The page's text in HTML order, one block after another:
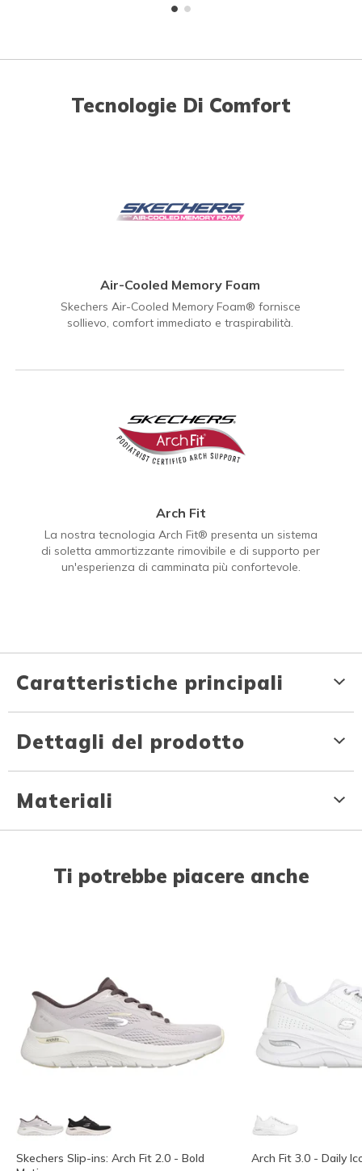
Tecnologie Di Comfort
Air-Cooled Memory Foam
Skechers Air-Cooled Memory Foam® fornisce
sollievo, comfort immediato e traspirabilità.
Arch Fit
La nostra tecnologia Arch Fit® presenta un sistema
di soletta ammortizzante rimovibile e di supporto per
un'esperienza di camminata più confortevole.
Caratteristiche principali
Dettagli del prodotto
Materiali
Ti potrebbe piacere anche
Skechers Slip-ins: Arch Fit 2.0 - Bold
Arch Fit 3.0 - Daily